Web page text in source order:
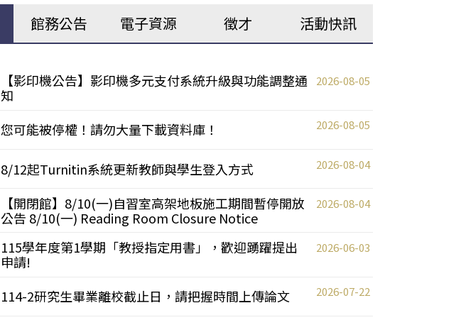
館務公告 電子資源 徵才 活動快訊
【影印機公告】影印機多元支付系統升級與功能調整通
知
2026-08-05
您可能被停權！請勿大量下載資料庫！ 2026-08-05
8/12起Turnitin系統更新教師與學生登入方式 2026-08-04
【開閉館】8/10(一)自習室高架地板施工期間暫停開放
公告 8/10(一) Reading Room Closure Notice
2026-08-04
115學年度第1學期「教授指定用書」，歡迎踴躍提出
申請!
2026-06-03
114-2研究生畢業離校截止日，請把握時間上傳論文 2026-07-22